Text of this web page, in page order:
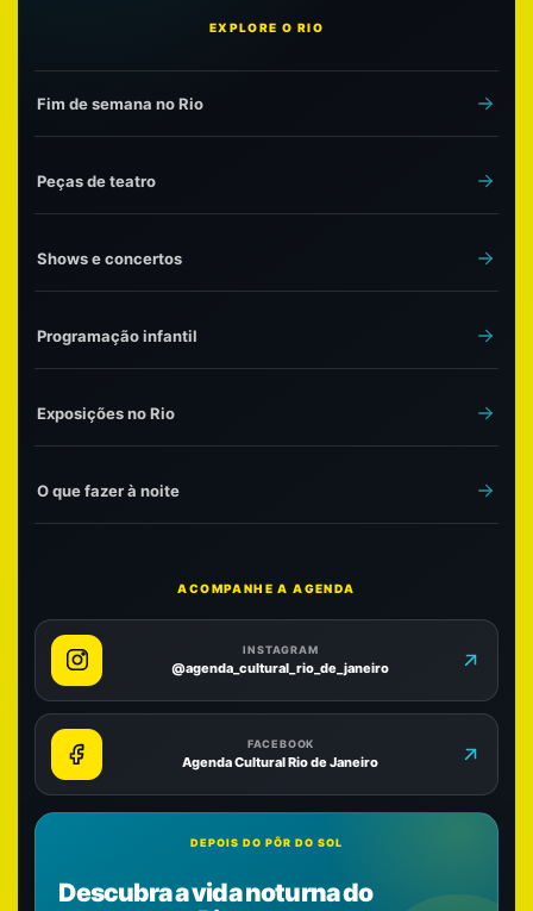
EXPLORE O RIO
Fim de semana no Rio
Peças de teatro
Shows e concertos
Programação infantil
Exposições no Rio
O que fazer à noite
ACOMPANHE A AGENDA
INSTAGRAM
@agenda_cultural_rio_de_janeiro
FACEBOOK
Agenda Cultural Rio de Janeiro
DEPOIS DO PÔR DO SOL
Descubra a vida noturna do